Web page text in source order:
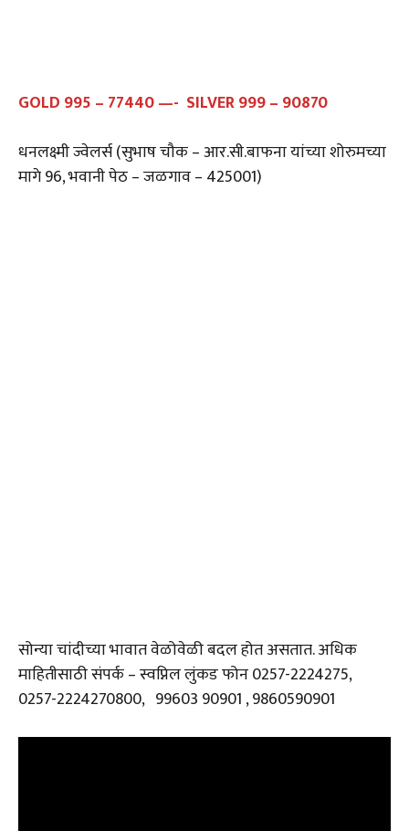
GOLD 995 – 77440 —- SILVER 999 – 90870
धनलक्ष्मी ज्वेलर्स (सुभाष चौक – आर.सी.बाफना यांच्या शोरुमच्या
मागे 96, भवानी पेठ – जळगाव – 425001)
सोन्या चांदीच्या भावात वेळोवेळी बदल होत असतात. अधिक
माहितीसाठी संपर्क – स्वप्निल लुंकड फोन 0257-2224275,
0257-2224270800, 99603 90901 , 9860590901